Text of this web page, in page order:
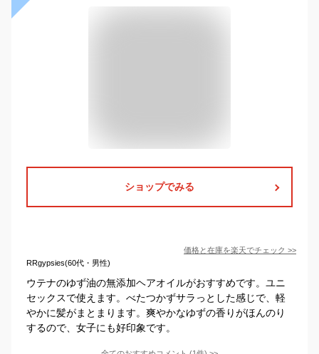
ショップでみる
価格と在庫を楽天でチェック >>
RRgypsies(60代・男性)
ウテナのゆず油の無添加ヘアオイルがおすすめです。ユニ
セックスで使えます。べたつかずサラっとした感じで、軽
やかに髪がまとまります。爽やかなゆずの香りがほんのり
するので、女子にも好印象です。